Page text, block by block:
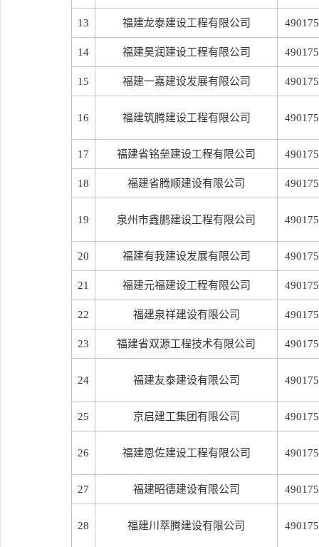
13 福建龙泰建设工程有限公司
14 福建昊润建设工程有限公司
15 福建一嘉建设发展有限公司
16 福建筑腾建设工程有限公司
17 福建省铭垒建设工程有限公司
18 福建省腾顺建设有限公司
19 泉州市鑫鹏建设工程有限公司
20 福建有我建设发展有限公司
21 福建元福建设工程有限公司
22 福建泉祥建设有限公司
23 福建省双源工程技术有限公司
24 福建友泰建设有限公司
25 京启建工集团有限公司
26 福建恩佐建设工程有限公司
27 福建昭德建设有限公司
28 福建川萃腾建设有限公司